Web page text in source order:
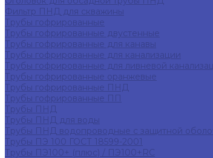
Фильтр ПНД для скважины
Трубы гофрированные
Трубы гофрированные двустенные
Трубы гофрированные для канавы
Трубы гофрированные для канализации
Трубы гофрированные для ливневой
Трубы гофрированные оранжевые
Трубы гофрированные ПНД
Трубы гофрированные ПП
Трубы ПНД
Трубы ПНД для воды
Трубы ПНД водопроводные с защитной
Трубы ПЭ 100 ГОСТ 18599-2001
Трубы ПЭ100+ (плюс) / ПЭ100+RC